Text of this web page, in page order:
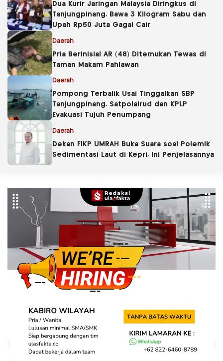
Dua Kurir Jaringan Malaysia Diringkus di
Tanjungpinang, Bawa 3 Kilogram Sabu dan
Upah Rp50 Juta Gagal Cair
Daerah
Pria Berinisial AR (48) Ditemukan Tewas di
Taman Makam Pahlawan
Daerah
Pompong Terbalik Usai Tinggalkan SBP
Tanjungpinang, Satpolairud dan KPLP
Evakuasi Tujuh Penumpang
Daerah
Dekan FIKP UMRAH Buka Suara soal Polemik
Sedimentasi Laut di Kepri, Ini Penjelasannya